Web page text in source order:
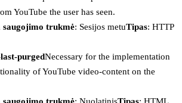
YouTube the user has seen.
saugojimo trukmė: Sesijos metuTipas: HTTP
purgedNecessary for the implementation
of YouTube video-content on the
saugojimo trukmė: NuolatinisTipas: HTML